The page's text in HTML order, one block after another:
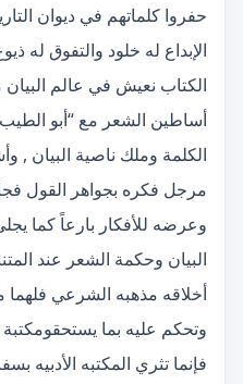
حفروا كلماتهم في ديوان
الإبداع له خلود والتفوق له
الكتاب نعيش في عالم البيان
أساطين الشعر مع “أبو
الكلمة وملك ناصية البيان
مرجل فكره بجواهر القول
وعرضه للأفكار بارعاً كما
البيان وحكمة الشعر عند
أخلاقه مذهبه الشرعي
وتحكم عليه بما يستحقومكتبة
فإنما تثري المكتبه الأدبيه